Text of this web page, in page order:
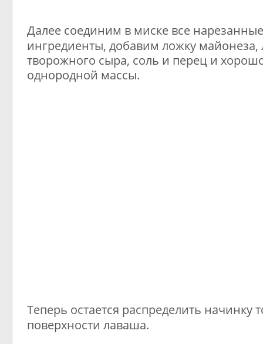
Далее соединим в миске все
ингредиенты, добавим ложку майонеза,
творожного сыра, соль и перец и
однородной массы.
Теперь остается распределить начинку
поверхности лаваша.